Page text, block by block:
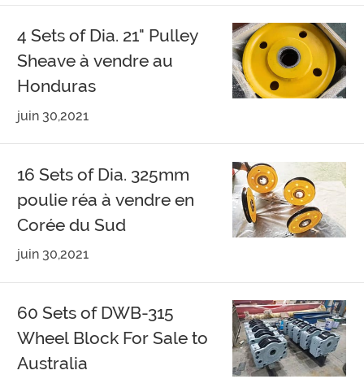
4 Sets of Dia. 21" Pulley
Sheave à vendre au
Honduras
juin 30,2021
16 Sets of Dia. 325mm
poulie réa à vendre en
Corée du Sud
juin 30,2021
60 Sets of DWB-315
Wheel Block For Sale to
Australia